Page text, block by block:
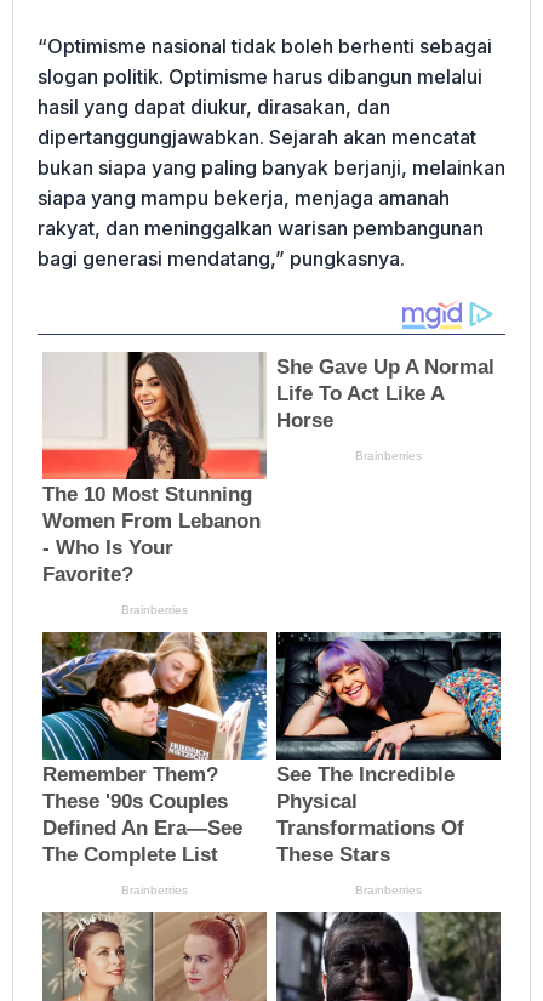
“Optimisme nasional tidak boleh berhenti sebagai
slogan politik. Optimisme harus dibangun melalui
hasil yang dapat diukur, dirasakan, dan
dipertanggungjawabkan. Sejarah akan mencatat
bukan siapa yang paling banyak berjanji, melainkan
siapa yang mampu bekerja, menjaga amanah
rakyat, dan meninggalkan warisan pembangunan
bagi generasi mendatang,” pungkasnya.